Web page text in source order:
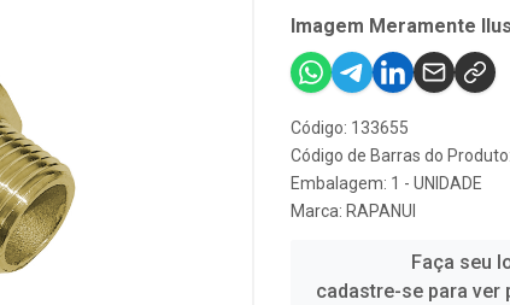
Imagem Meramente
Código: 133655
Código de Barras do
Embalagem: 1 - UNIDADE
Marca: RAPANUI
Faça seu
cadastre-se para ver